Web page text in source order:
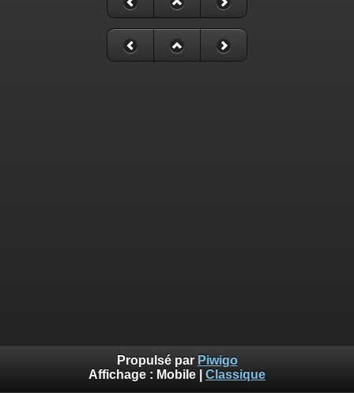
Propulsé par Piwigo
Affichage : Mobile Classique